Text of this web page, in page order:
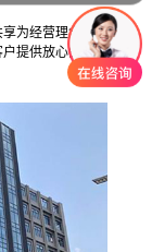
为经营理念，将
提供放心的产